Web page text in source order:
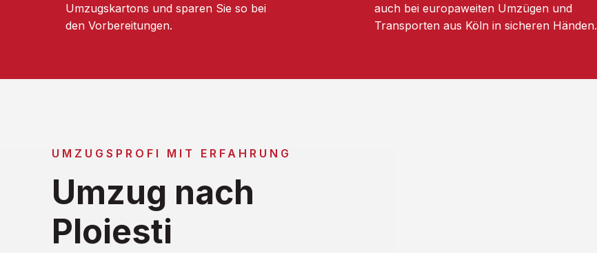
Umzugskartons und sparen Sie so bei
den Vorbereitungen.
auch bei europaweiten Umzügen und
Transporten aus Köln in sicheren Händen.
UMZUGSPROFI MIT ERFAHRUNG
Umzug nach
Ploiesti